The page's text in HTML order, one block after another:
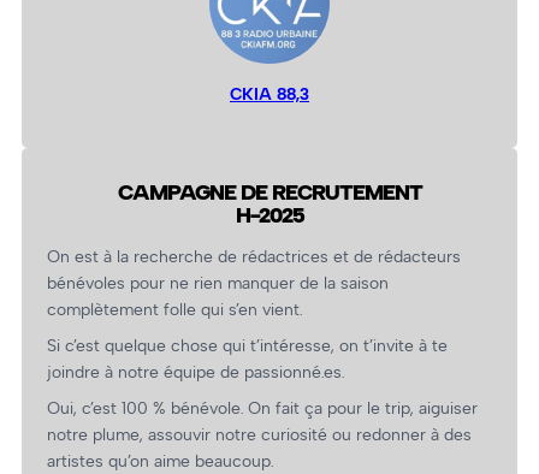
CKIA 88,3
CAMPAGNE DE RECRUTEMENT
H-2025
On est à la recherche de rédactrices et de rédacteurs
bénévoles pour ne rien manquer de la saison
complètement folle qui s’en vient.
Si c’est quelque chose qui t’intéresse, on t’invite à te
joindre à notre équipe de passionné.es.
Oui, c’est 100 % bénévole. On fait ça pour le trip, aiguiser
notre plume, assouvir notre curiosité ou redonner à des
artistes qu’on aime beaucoup.